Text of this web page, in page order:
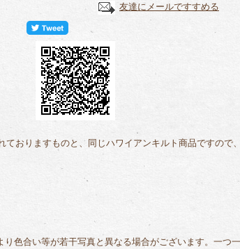
友達にメールですすめる
おりますものと、同じハワイアンキルト商品ですので
色合い等が若干写真と異なる場合がございます。一つ